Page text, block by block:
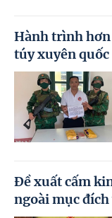
Hành trình hơn
túy xuyên quốc
Đề xuất cấm
ngoài mục đích